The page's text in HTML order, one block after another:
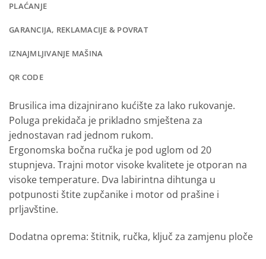
PLAĆANJE
GARANCIJA, REKLAMACIJE & POVRAT
IZNAJMLJIVANJE MAŠINA
QR CODE
Brusilica ima dizajnirano kućište za lako rukovanje.
Poluga prekidača je prikladno smještena za
jednostavan rad jednom rukom.
Ergonomska bočna ručka je pod uglom od 20
stupnjeva. Trajni motor visoke kvalitete je otporan na
visoke temperature. Dva labirintna dihtunga u
potpunosti štite zupčanike i motor od prašine i
prljavštine.
Dodatna oprema: štitnik, ručka, ključ za zamjenu ploče